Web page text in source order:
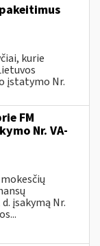
kurie
įstatymo Nr.
FM
Nr. VA-
įsakymą Nr.